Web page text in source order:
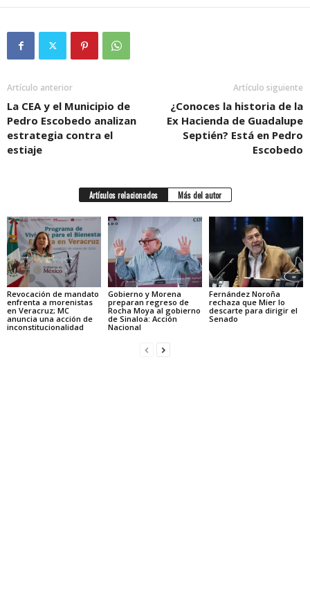
Artículo anterior
La CEA y el Municipio de
Pedro Escobedo analizan
estrategia contra el
estiaje
Artículo siguiente
¿Conoces la historia de la
Ex Hacienda de Guadalupe
Septién? Está en Pedro
Escobedo
Artículos relacionados Más del autor
Revocación de mandato
enfrenta a morenistas
en Veracruz; MC
anuncia una acción de
inconstitucionalidad
Gobierno y Morena
preparan regreso de
Rocha Moya al gobierno
de Sinaloa: Acción
Nacional
Fernández Noroña
rechaza que Mier lo
descarte para dirigir el
Senado